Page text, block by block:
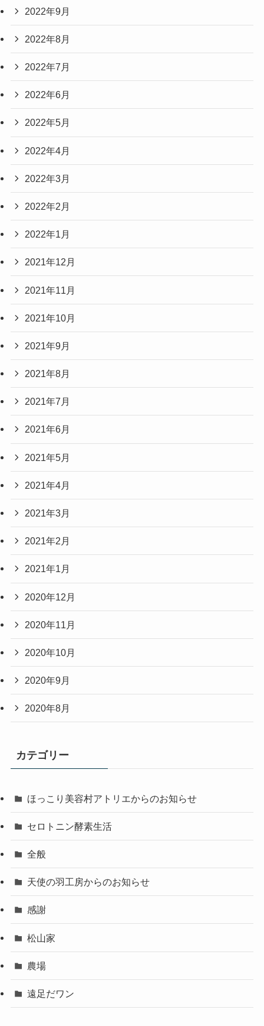
2022年9月
2022年8月
2022年7月
2022年6月
2022年5月
2022年4月
2022年3月
2022年2月
2022年1月
2021年12月
2021年11月
2021年10月
2021年9月
2021年8月
2021年7月
2021年6月
2021年5月
2021年4月
2021年3月
2021年2月
2021年1月
2020年12月
2020年11月
2020年10月
2020年9月
2020年8月
カテゴリー
ほっこり美容村アトリエからのお知らせ
セロトニン酵素生活
全般
天使の羽工房からのお知らせ
感謝
松山家
農場
遠足だワン